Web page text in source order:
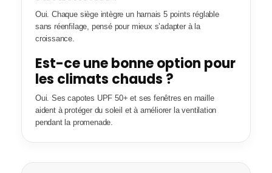
Oui. Chaque siège intègre un harnais 5 points réglable
sans réenfilage, pensé pour mieux s’adapter à la
croissance.
Est-ce une bonne option pour
les climats chauds ?
Oui. Ses capotes UPF 50+ et ses fenêtres en maille
aident à protéger du soleil et à améliorer la ventilation
pendant la promenade.